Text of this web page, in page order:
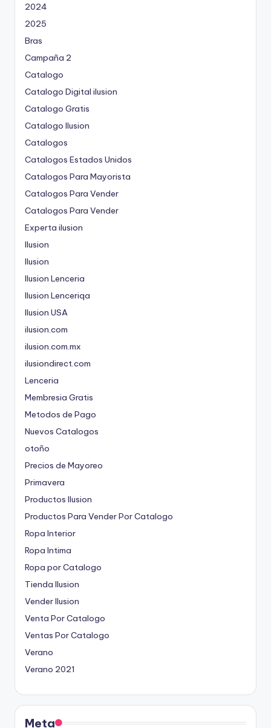
2024
2025
Bras
Campaña 2
Catalogo
Catalogo Digital ilusion
Catalogo Gratis
Catalogo Ilusion
Catalogos
Catalogos Estados Unidos
Catalogos Para Mayorista
Catalogos Para Vender
Catalogos Para Vender
Experta ilusion
Ilusion
Ilusion
Ilusion Lenceria
Ilusion Lenceriqa
Ilusion USA
ilusion.com
ilusion.com.mx
ilusiondirect.com
Lenceria
Membresia Gratis
Metodos de Pago
Nuevos Catalogos
otoño
Precios de Mayoreo
Primavera
Productos Ilusion
Productos Para Vender Por Catalogo
Ropa Interior
Ropa Intima
Ropa por Catalogo
Tienda Ilusion
Vender Ilusion
Venta Por Catalogo
Ventas Por Catalogo
Verano
Verano 2021
Meta